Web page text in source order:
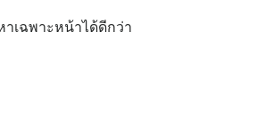
เฉพาะหน้าได้ดีกว่า